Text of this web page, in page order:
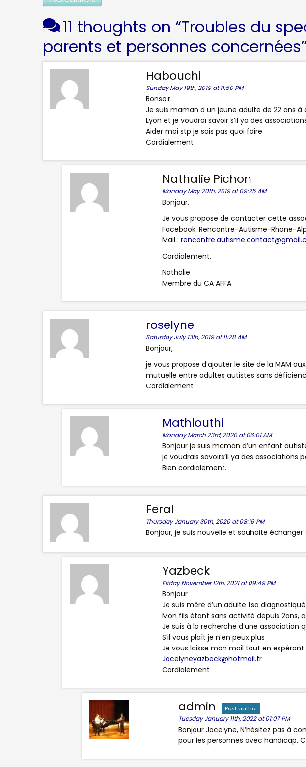
11 thoughts on “Troubles du
parents et personnes concernées
Habouchi
Sunday May 19th, 2019 at 11:50 PM
Bonsoir
Je suis maman d un jeune adulte de 22 ans
Lyon et je voudrai savoir s’il ya des
Aider moi stp je sais pas quoi faire
Cordialement
Nathalie Pichon
Monday May 20th, 2019 at 09:25 AM
Bonjour,
Je vous propose de contacter cette
Facebook :Rencontre-Autisme-Rhone-
Mail :
Cordialement,
Nathalie
Membre du CA AFFA
roselyne
Saturday July 13th, 2019 at 11:28 AM
Bonjour,
je vous propose d’ajouter le site de la MAM
mutuelle entre adultes autistes sans
Cordialement
Mathlouthi
Monday March 23rd, 2020 at 06:01 AM
Bonjour je suis maman d’un enfant
je voudrais savoirs’il ya des
Bien cordialement.
Feral
Thursday January 30th, 2020 at 08:16 PM
Bonjour, je suis nouvelle et souhaite échanger
Yazbeck
Friday November 12th, 2021 at 09:49 PM
Bonjour
Je suis mère d’un adulte tsa
Mon fils étant sans activité depuis 2ans,
Je suis à la recherche d’une
S’il vous plaît je n’en peux plus
Je vous laisse mon mail tout en
Jocelyneyazbeck@hotmail.fr
Cordialement
admin Post author
Tuesday January 11th, 2022 at 01:07 PM
Bonjour Jocelyne, N’hésitez pas à
pour les personnes avec handicap.